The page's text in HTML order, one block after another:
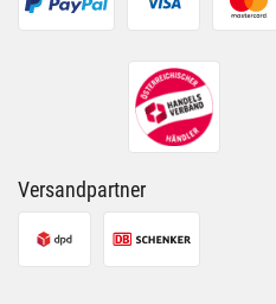
Versandpartner